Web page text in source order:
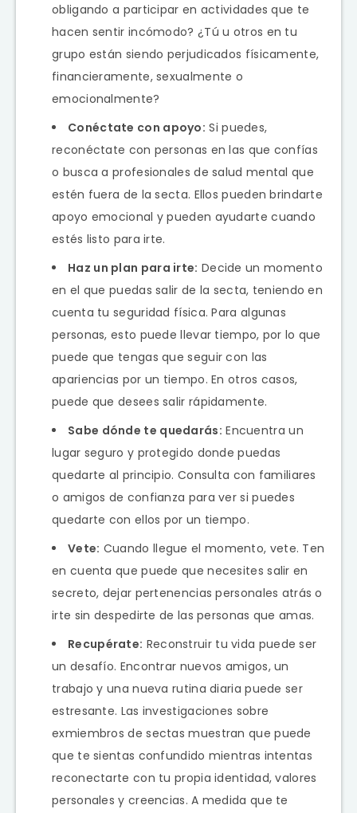
obligando a participar en actividades que te
hacen sentir incómodo? ¿Tú u otros en tu
grupo están siendo perjudicados físicamente,
financieramente, sexualmente o
emocionalmente?
Conéctate con apoyo: Si puedes,
reconéctate con personas en las que confías
o busca a profesionales de salud mental que
estén fuera de la secta. Ellos pueden brindarte
apoyo emocional y pueden ayudarte cuando
estés listo para irte.
Haz un plan para irte: Decide un momento
en el que puedas salir de la secta, teniendo en
cuenta tu seguridad física. Para algunas
personas, esto puede llevar tiempo, por lo que
puede que tengas que seguir con las
apariencias por un tiempo. En otros casos,
puede que desees salir rápidamente.
Sabe dónde te quedarás: Encuentra un
lugar seguro y protegido donde puedas
quedarte al principio. Consulta con familiares
o amigos de confianza para ver si puedes
quedarte con ellos por un tiempo.
Vete: Cuando llegue el momento, vete. Ten
en cuenta que puede que necesites salir en
secreto, dejar pertenencias personales atrás o
irte sin despedirte de las personas que amas.
Recupérate: Reconstruir tu vida puede ser
un desafío. Encontrar nuevos amigos, un
trabajo y una nueva rutina diaria puede ser
estresante. Las investigaciones sobre
exmiembros de sectas muestran que puede
que te sientas confundido mientras intentas
reconectarte con tu propia identidad, valores
personales y creencias. A medida que te